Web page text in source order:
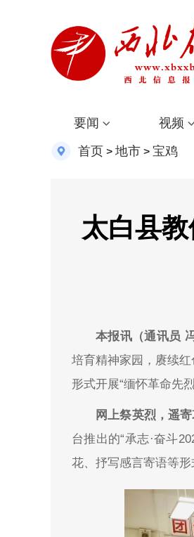
要闻 视频
首页 > 地市 > 宝鸡
太白县
本报讯（通讯员
培育精神家园，赓续
形式开展“缅怀革命先
网上祭英烈，遥寄
台推出的“承志·奋斗
花、抒写感言寄语等形